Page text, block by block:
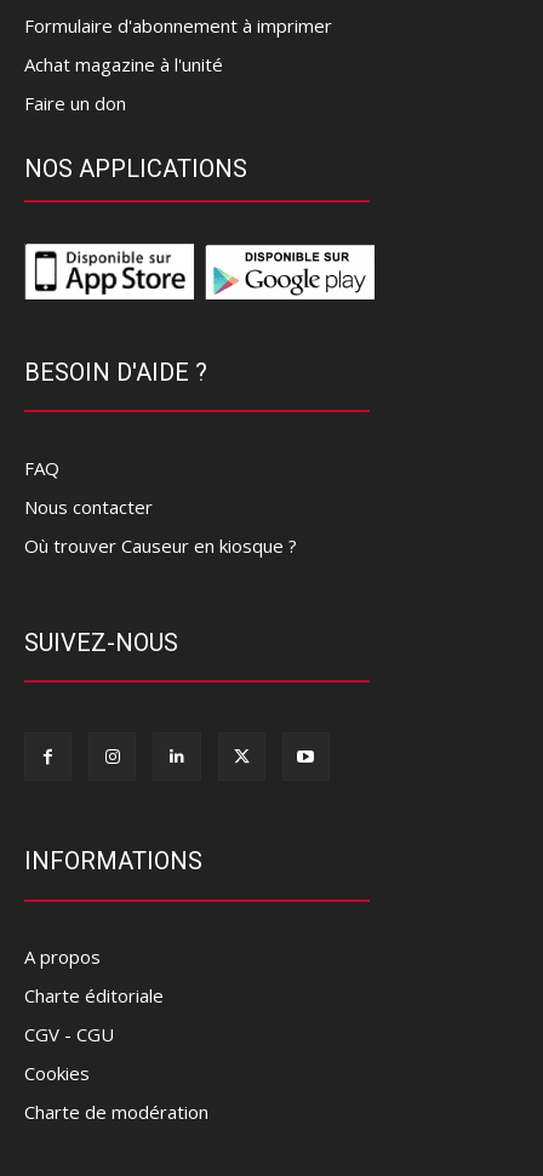
Formulaire d'abonnement à imprimer
Achat magazine à l'unité
Faire un don
NOS APPLICATIONS
BESOIN D'AIDE ?
FAQ
Nous contacter
Où trouver Causeur en kiosque ?
SUIVEZ-NOUS
INFORMATIONS
A propos
Charte éditoriale
CGV - CGU
Cookies
Charte de modération